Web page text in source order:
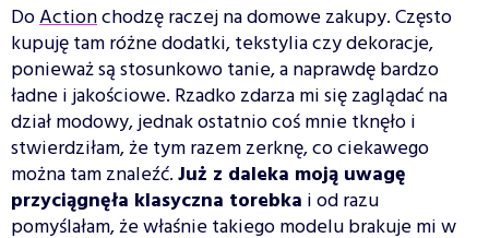
DoActionchodzę raczej na domowe zakupy. Często
kupuję tam różne dodatki, tekstylia czy dekoracje,
ponieważ są stosunkowo tanie, a naprawdę bardzo
ładne i jakościowe. Rzadko zdarza mi się zaglądać na
dział modowy, jednak ostatnio coś mnie tknęło i
stwierdziłam, że tym razem zerknę, co ciekawego
można tam znaleźć.Już z daleka moją uwagę
przyciągnęła klasyczna torebka i od razu
pomyślałam, że właśnie takiego modelu brakuje mi w